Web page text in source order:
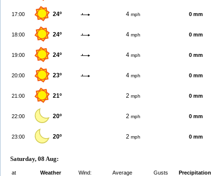
17:00 24º 4 mph 0 mm
18:00 24º 4 mph 0 mm
19:00 24º 4 mph 0 mm
20:00 23º 4 mph 0 mm
21:00 21º 2 mph 0 mm
22:00 20º 2 mph 0 mm
23:00 20º 2 mph 0 mm
Saturday, 08 Aug:
at Weather Wind: Average Gusts Precipitation